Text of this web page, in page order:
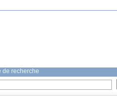
de recherche